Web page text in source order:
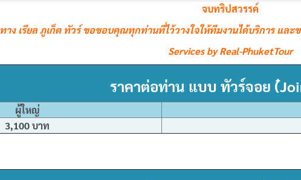
จบทริปสวรรค์
ทาง เรียล ภูเก็ต ทัวร์ ขอขอบคุณทุกท่านที่ไว้วางใจให้ทีมงานได้บริการ แล
Services by Real-PhuketTour
ราคาต่อท่าน แบบ ทัวร์จอย (๋
ผู้ใหญ่
3,100 บาท